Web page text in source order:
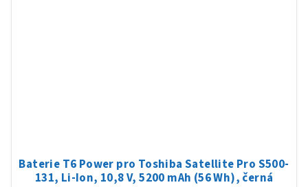
Baterie T6 Power pro Toshiba Satellite Pro S500-
131, Li-Ion, 10,8 V, 5200 mAh (56 Wh), černá